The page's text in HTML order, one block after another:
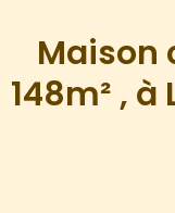
Maison
148m² ,